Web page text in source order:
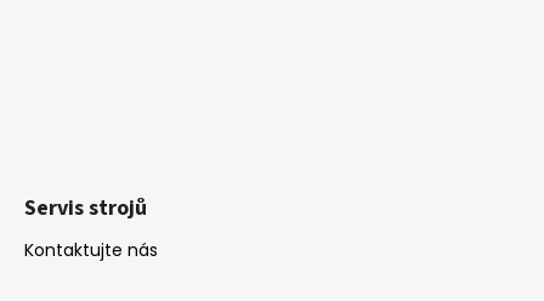
Servis strojů
Kontaktujte nás